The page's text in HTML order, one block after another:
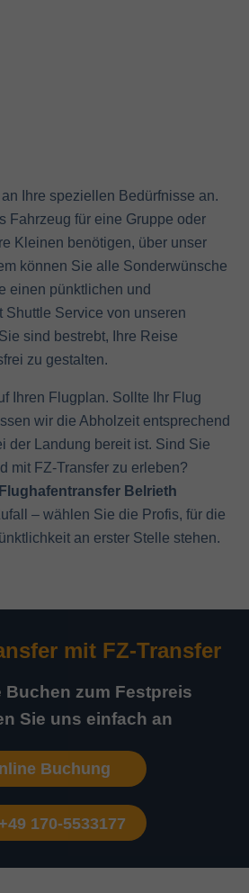
Ihre speziellen Bedürfnisse an.
Fahrzeug für eine Gruppe oder
Kleinen benötigen, über unser
können Sie alle Sonderwünsche
einen pünktlichen und
Shuttle Service von unseren
sind bestrebt, Ihre Reise
zu gestalten.
Ihren Flugplan. Sollte Ihr Flug
wir die Abholzeit entsprechend
der Landung bereit ist. Sind Sie
mit FZ-Transfer zu erleben?
Flughafentransfer Belrieth
– wählen Sie die Profis, für die
an erster Stelle stehen.
mit FZ-Transfer
Buchen zum Festpreis
Sie uns einfach an
Buchung
+49 170-5533177